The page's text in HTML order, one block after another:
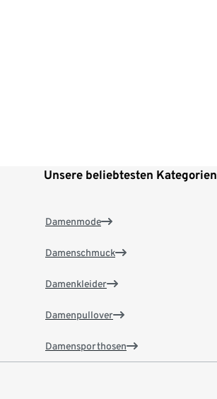
Unsere beliebtesten Kategorien
Damenmode
Damenschmuck
Damenkleider
Damenpullover
Damensporthosen